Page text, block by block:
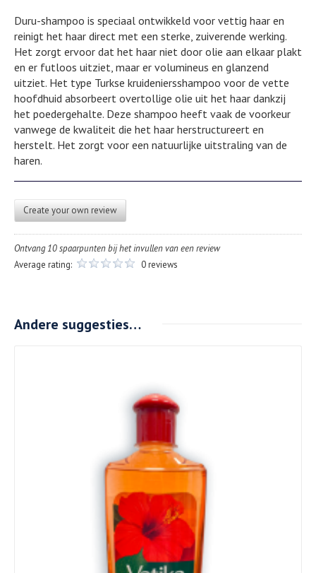
Duru-shampoo is speciaal ontwikkeld voor vettig haar en
reinigt het haar direct met een sterke, zuiverende werking.
Het zorgt ervoor dat het haar niet door olie aan elkaar plakt
en er futloos uitziet, maar er volumineus en glanzend
uitziet. Het type Turkse kruideniersshampoo voor de vette
hoofdhuid absorbeert overtollige olie uit het haar dankzij
het poedergehalte. Deze shampoo heeft vaak de voorkeur
vanwege de kwaliteit die het haar herstructureert en
herstelt. Het zorgt voor een natuurlijke uitstraling van de
haren.
Create your own review
Ontvang 10 spaarpunten bij het invullen van een review
Average rating:
0 reviews
Andere suggesties…
Details